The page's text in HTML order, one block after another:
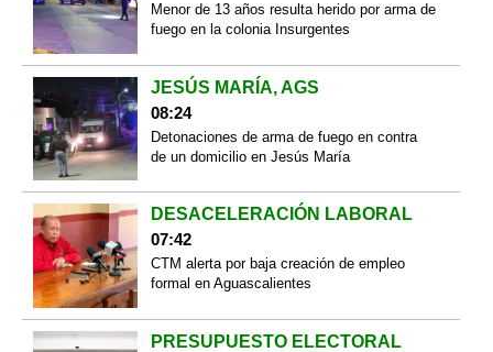
Menor de 13 años resulta herido por arma de
fuego en la colonia Insurgentes
JESÚS MARÍA, AGS
08:24
Detonaciones de arma de fuego en contra
de un domicilio en Jesús María
DESACELERACIÓN LABORAL
07:42
CTM alerta por baja creación de empleo
formal en Aguascalientes
PRESUPUESTO ELECTORAL